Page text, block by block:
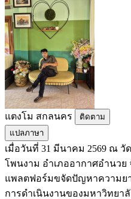
แตงโม สกลนคร
ติดตาม
แปลภาษา
เมื่อวันที่ 31 มีนาคม 2569 ณ วั
โพนงาม อำเภออากาศอำนว
แพลตฟอร์มขจัดปัญหาความย
การดำเนินงานของมหาวิทยา